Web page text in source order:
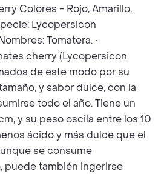
Colores - Rojo, Amarillo,
Lycopersicon
Tomatera. •
cherry (Lycopersicon
de este modo por su
y sabor dulce, con la
todo el año. Tiene un
y su peso oscila entre los 10
ácido y más dulce que el
se consume
puede también ingerirse